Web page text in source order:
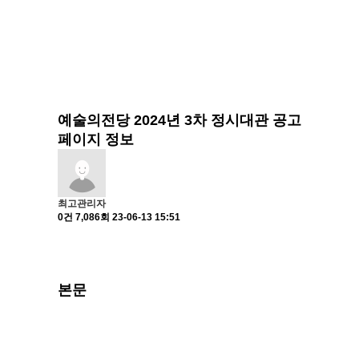
예술의전당 2024년 3차 정시대관 공고
페이지 정보
최고관리자
0건 7,086회 23-06-13 15:51
본문